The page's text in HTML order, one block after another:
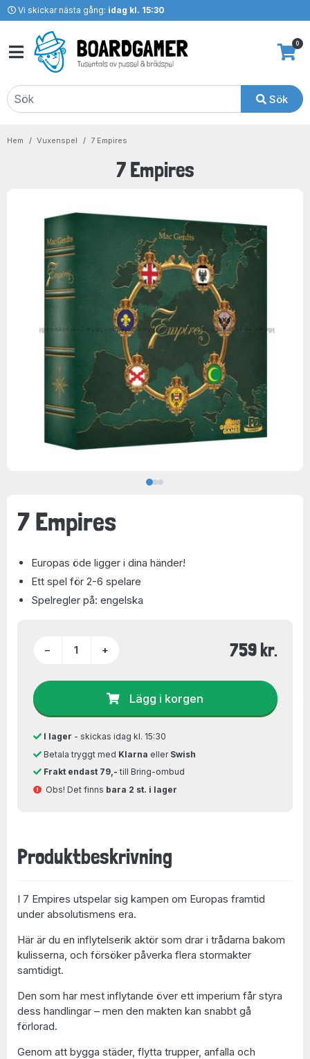
Vi skickar nästa gång: idag kl. 15:30
Sök
0
Hem Vuxenspel 7 Empires
7 Empires
7 Empires
Europas öde ligger i dina händer!
Ett spel för 2-6 spelare
Spelregler på: engelska
− + 759 kr.
Lägg i korgen
I lager - skickas idag kl. 15:30
Betala tryggt med Klarna eller Swish
Frakt endast 79,- till Bring-ombud
Obs! Det finns bara 2 st. i lager
Produktbeskrivning
I 7 Empires utspelar sig kampen om Europas framtid
under absolutismens era.
Här är du en inflytelserik aktör som drar i trådarna bakom
kulisserna, och försöker påverka flera stormakter
samtidigt.
Den som har mest inflytande över ett imperium får styra
dess handlingar – men den makten kan snabbt gå
förlorad.
Genom att bygga städer, flytta trupper, anfalla och